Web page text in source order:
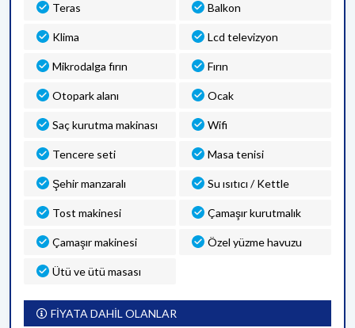
Teras Balkon
Klima Lcd televizyon
Mikrodalga fırın Fırın
Otopark alanı Ocak
Saç kurutma makinası Wifi
Tencere seti Masa tenisi
Şehir manzaralı Su ısıtıcı / Kettle
Tost makinesi Çamaşır kurutmalık
Çamaşır makinesi Özel yüzme havuzu
Ütü ve ütü masası
FİYATA DAHİL OLANLAR